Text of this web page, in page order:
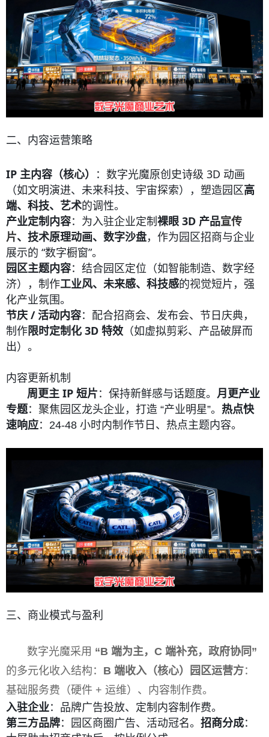
二、内容运营策略
IP 主内容（核心） ：数字光魔原创史诗级 3D 动画
（如文明演进、未来科技、宇宙探索），塑造园区高
端、科技、艺术的调性。
产业定制内容：为入驻企业定制裸眼 3D 产品宣传
片、技术原理动画、数字沙盘，作为园区招商与企业
展示的 “数字橱窗”。
园区主题内容：结合园区定位（如智能制造、数字经
济），制作工业风、未来感、科技感的视觉短片，强
化产业氛围。
节庆 / 活动内容：配合招商会、发布会、节日庆典，
制作限时定制化 3D 特效 （如虚拟剪彩、产品破屏而
出）。
内容更新机制
周更主 IP 短片：保持新鲜感与话题度。 月更产业
专题：聚焦园区龙头企业，打造 “产业明星”。 热点快
速响应：24-48 小时内制作节日、热点主题内容。
三、商业模式与盈利
数字光魔采用 “B 端为主，C 端补充，政府协同”
的多元化收入结构： B 端收入（核心） 园区运营方：
基础服务费（硬件 + 运维）、内容制作费。
入驻企业：品牌广告投放、定制内容制作费。
第三方品牌：园区商圈广告、活动冠名。 招商分成：